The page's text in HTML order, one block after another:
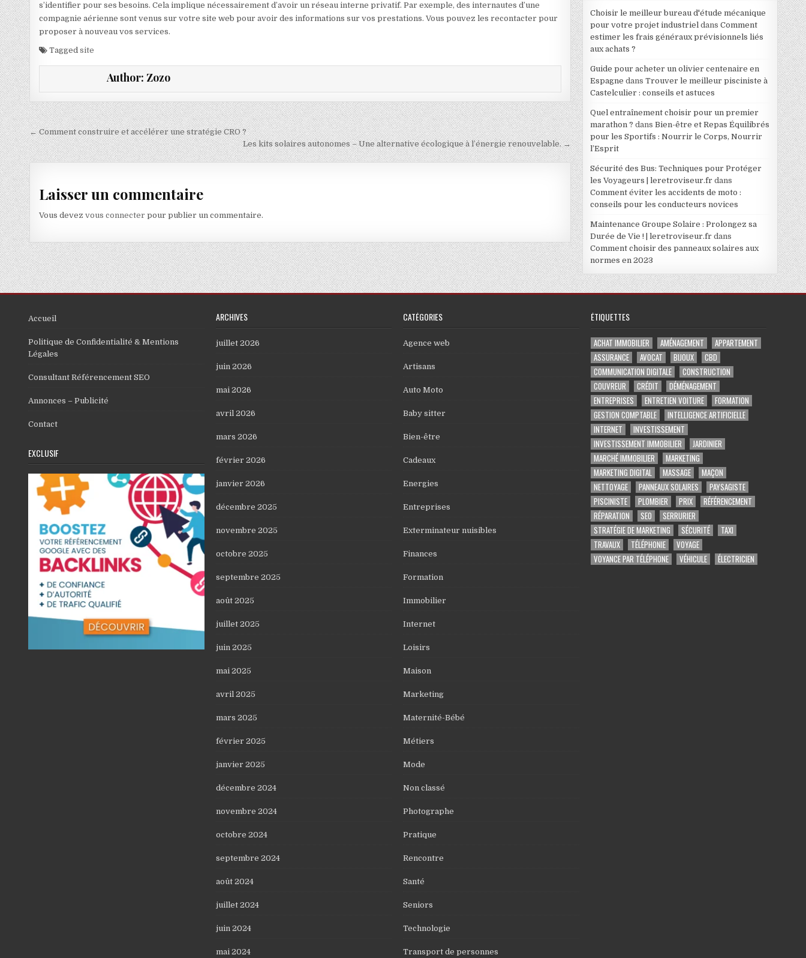
s’identifier pour ses besoins. Cela implique nécessairement d’avoir un réseau interne privatif. Par exemple, des internautes d’une
compagnie aérienne sont venus sur votre site web pour avoir des informations sur vos prestations. Vous pouvez les recontacter pour
proposer à nouveau vos services.
Taggedsite
Author: Zozo
Navigation de l’article
← Comment construire et accélérer une stratégie CRO ?
Les kits solaires autonomes – Une alternative écologique à l’énergie renouvelable. →
Laisser un commentaire
Vous devezvous connecter pour publier un commentaire.
Choisir le meilleur bureau d'étude mécanique
pour votre projet industriel dans Comment
estimer les frais généraux prévisionnels liés
aux achats ?
Guide pour acheter un olivier centenaire en
Espagne dans Trouver le meilleur pisciniste à
Castelculier : conseils et astuces
Quel entraînement choisir pour un premier
marathon ? dans Bien-être et Repas Équilibrés
pour les Sportifs : Nourrir le Corps, Nourrir
l’Esprit
Sécurité des Bus: Techniques pour Protéger
les Voyageurs | leretroviseur.fr dans
Comment éviter les accidents de moto :
conseils pour les conducteurs novices
Maintenance Groupe Solaire : Prolongez sa
Durée de Vie ! | leretroviseur.fr dans
Comment choisir des panneaux solaires aux
normes en 2023
Accueil
Politique de Confidentialité & Mentions
Légales
Consultant Référencement SEO
Annonces – Publicité
Contact
EXCLUSIF
ARCHIVES
juillet 2026
juin 2026
mai 2026
avril 2026
mars 2026
février 2026
janvier 2026
décembre 2025
novembre 2025
octobre 2025
septembre 2025
août 2025
juillet 2025
juin 2025
mai 2025
avril 2025
mars 2025
février 2025
janvier 2025
décembre 2024
novembre 2024
octobre 2024
septembre 2024
août 2024
juillet 2024
juin 2024
mai 2024
CATÉGORIES
Agence web
Artisans
Auto Moto
Baby sitter
Bien-être
Cadeaux
Energies
Entreprises
Exterminateur nuisibles
Finances
Formation
Immobilier
Internet
Loisirs
Maison
Marketing
Maternité-Bébé
Métiers
Mode
Non classé
Photographe
Pratique
Rencontre
Santé
Seniors
Technologie
Transport de personnes
ÉTIQUETTES
ACHAT IMMOBILIER AMÉNAGEMENT
APPARTEMENT
ASSURANCE
AVOCAT BIJOUX
CBD
COMMUNICATION DIGITALE
CONSTRUCTION
COUVREUR
CRÉDIT
DÉMÉNAGEMENT
ENTREPRISES
ENTRETIEN VOITURE
FORMATION
GESTION COMPTABLE
INTELLIGENCE ARTIFICIELLE
INTERNET
INVESTISSEMENT
INVESTISSEMENT IMMOBILIER
JARDINIER
MARCHÉ IMMOBILIER
MARKETING
MARKETING DIGITAL
MASSAGE
MAÇON
NETTOYAGE
PANNEAUX SOLAIRES
PAYSAGISTE
PISCINISTE
PLOMBIER PRIX
RÉFÉRENCEMENT
RÉPARATION
SEO
SERRURIER
STRATÉGIE DE MARKETING
SÉCURITÉ
TAXI
TRAVAUX
TÉLÉPHONIE
VOYAGE
VOYANCE PAR TÉLÉPHONE
VÉHICULE ÉLECTRICIEN